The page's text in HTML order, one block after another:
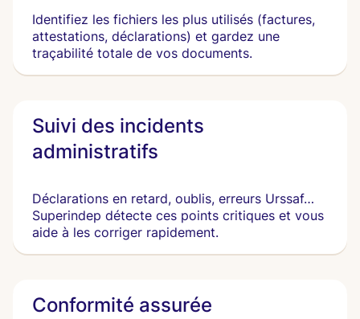
Identifiez les fichiers les plus utilisés (factures,
attestations, déclarations) et gardez une
traçabilité totale de vos documents.
Suivi des incidents
administratifs
Déclarations en retard, oublis, erreurs Urssaf…
Superindep détecte ces points critiques et vous
aide à les corriger rapidement.
Conformité assurée